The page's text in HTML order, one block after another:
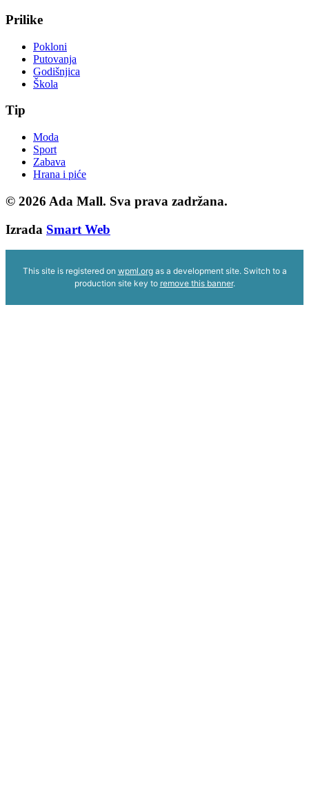
Prilike
Pokloni
Putovanja
Godišnjica
Škola
Tip
Moda
Sport
Zabava
Hrana i piće
© 2026 Ada Mall. Sva prava zadržana.
Izrada Smart Web
This site is registered on wpml.orgas a development site. Switch to a
production site key to remove this banner.